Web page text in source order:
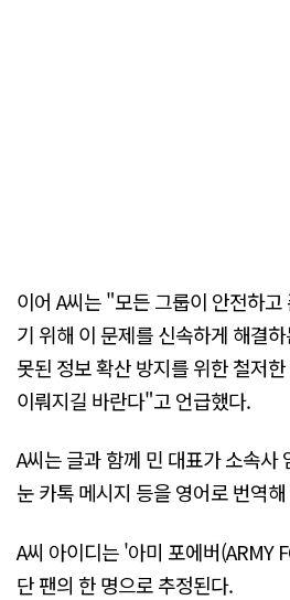
이어 A씨는 "모든 그룹이 안전하
기 위해 이 문제를 신속하게 해결
못된 정보 확산 방지를 위한 철저
이뤄지길 바란다"고 언급했다.
A씨는 글과 함께 민 대표가 소속사
눈 카톡 메시지 등을 영어로 번역
A씨 아이디는 '아미 포에버(ARMY
단 팬의 한 명으로 추정된다.